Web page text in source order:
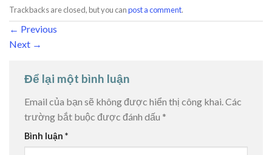
Trackbacks are closed, but you canpost a comment.
← Previous
Next →
Để lại một bình luận
Email của bạn sẽ không được hiển thị công khai.Các
trường bắt buộc được đánh dấu *
Bình luận *